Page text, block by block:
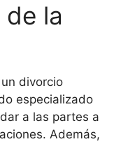
la
divorcio
especializado
a las partes a
Además,